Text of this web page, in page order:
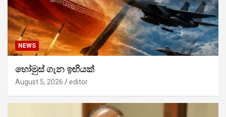
NEWS
හෝමුස් ගැන ඉඟියක්
August 5, 2026 editor